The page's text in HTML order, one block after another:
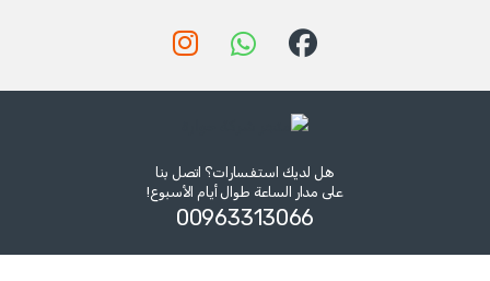
هل لديك استفسارات؟ اتصل بنا
على مدار الساعة طوال أيام الأسبوع!
00963313066‏